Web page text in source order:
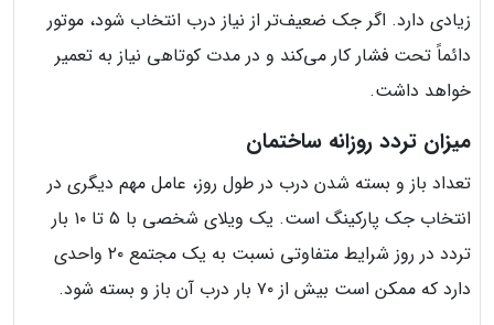
زیادی دارد. اگر جک ضعیف‌تر از نیاز درب انتخاب شود، موتور
دائماً تحت فشار کار می‌کند و در مدت کوتاهی نیاز به تعمیر
خواهد داشت.
میزان تردد روزانه ساختمان
تعداد باز و بسته شدن درب در طول روز، عامل مهم دیگری در
انتخاب جک پارکینگ است. یک ویلای شخصی با ۵ تا ۱۰ بار
تردد در روز شرایط متفاوتی نسبت به یک مجتمع ۲۰ واحدی
دارد که ممکن است بیش از ۷۰ بار درب آن باز و بسته شود.